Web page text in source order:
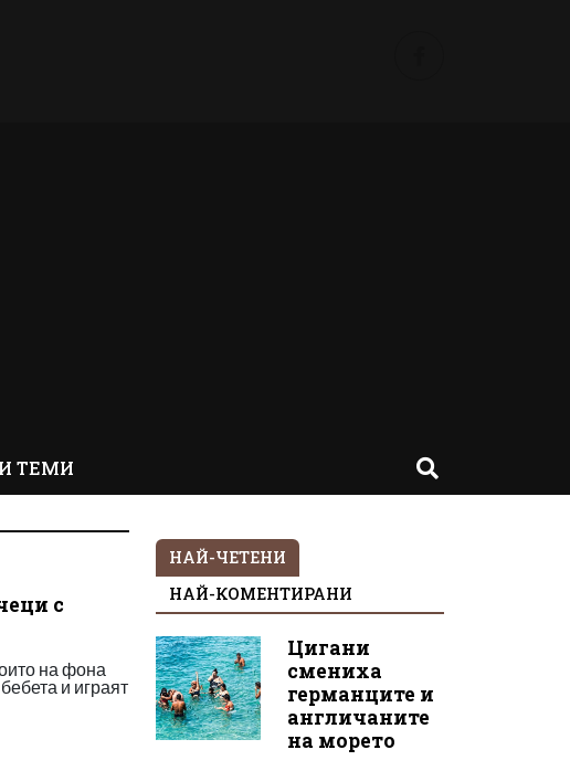
ТЕМИ
с
на фона
и играят
НАЙ-ЧЕТЕНИ
НАЙ-КОМЕНТИРАНИ
Цигани
смениха
германците и
англичаните
на морето